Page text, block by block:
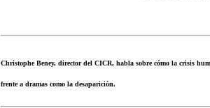
Christophe Beney, director del CICR, habla sobre cómo la crisis
frente a dramas como la desaparición.